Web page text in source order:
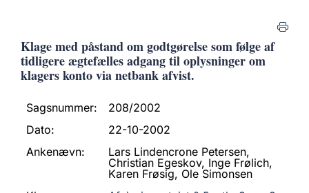
Klage med påstand om godtgørelse som følge af
tidligere ægtefælles adgang til oplysninger om
klagers konto via netbank afvist.
Sagsnummer:
208/2002
Dato:
22-10-2002
Ankenævn:
Lars Lindencrone Petersen,
Christian Egeskov, Inge Frølich,
Karen Frøsig, Ole Simonsen